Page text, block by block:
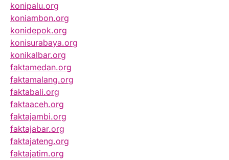
konipalu.org
koniambon.org
konidepok.org
konisurabaya.org
konikalbar.org
faktamedan.org
faktamalang.org
faktabali.org
faktaaceh.org
faktajambi.org
faktajabar.org
faktajateng.org
faktajatim.org